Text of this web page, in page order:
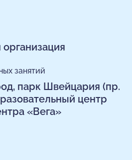
занятий
парк Швейцария (пр.
центр
«Вега»